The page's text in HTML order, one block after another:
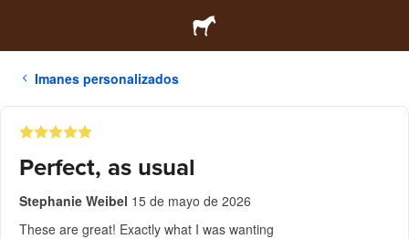
Imanes personalizados
Perfect, as usual
Stephanie Weibel 15 de mayo de 2026
These are great! Exactly what I was wanting